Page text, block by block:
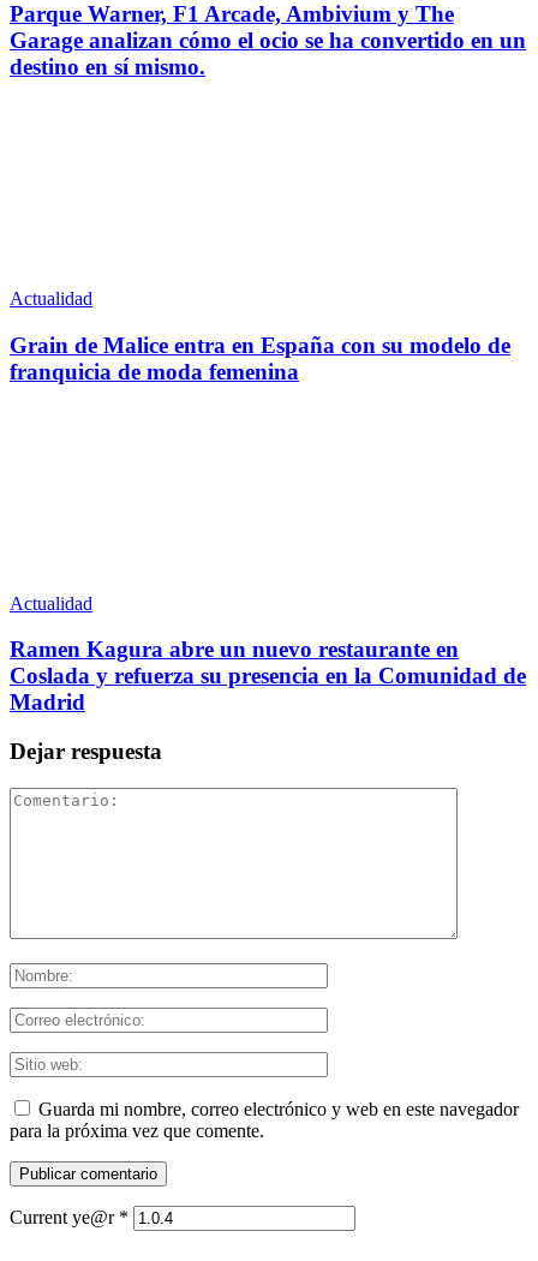
Parque Warner, F1 Arcade, Ambivium y The
Garage analizan cómo el ocio se ha convertido en un
destino en sí mismo.
Actualidad
Grain de Malice entra en España con su modelo de
franquicia de moda femenina
Actualidad
Ramen Kagura abre un nuevo restaurante en
Coslada y refuerza su presencia en la Comunidad de
Madrid
Dejar respuesta
Guarda mi nombre, correo electrónico y web en este navegador
para la próxima vez que comente.
Current ye@r *